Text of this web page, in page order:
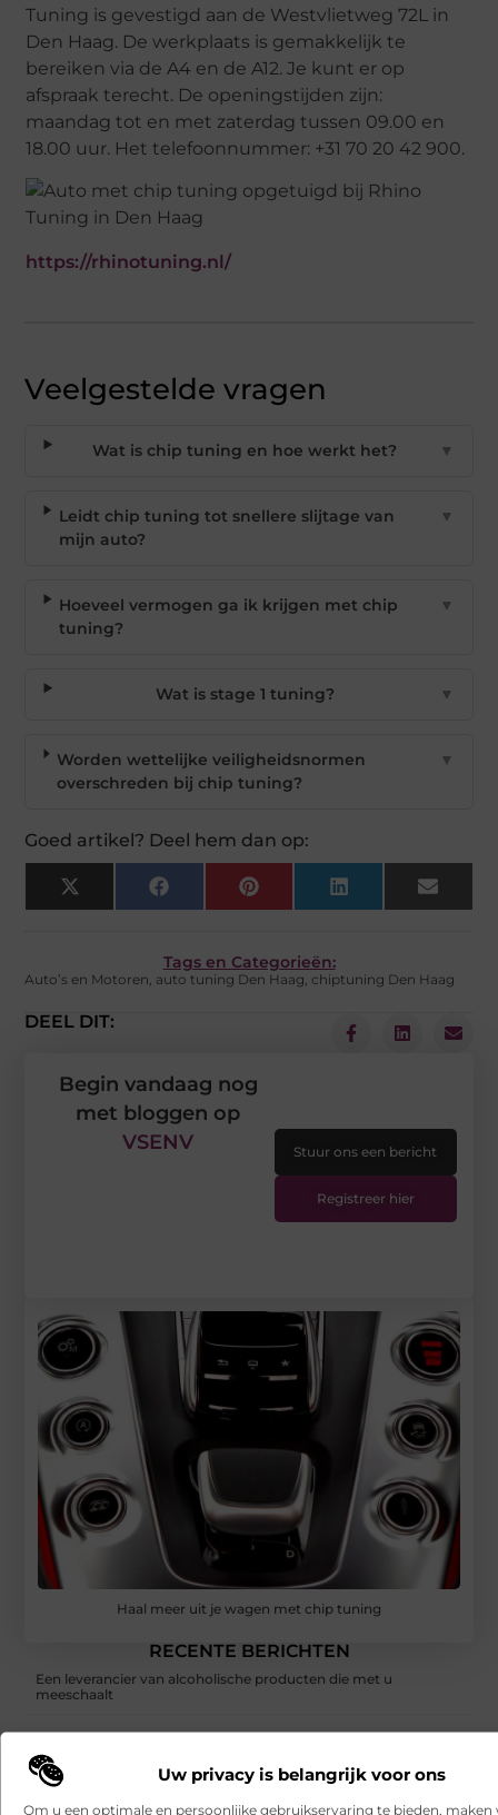
Uw privacy is belangrijk voor ons
Om u een optimale en persoonlijke gebruikservaring te bieden, maken
Tuning is gevestigd aan de Westvlietweg 72L in
Den Haag. De werkplaats is gemakkelijk te
bereiken via de A4 en de A12. Je kunt er op
afspraak terecht. De openingstijden zijn:
maandag tot en met zaterdag tussen 09.00 en
18.00 uur. Het telefoonnummer: +31 70 20 42 900.
https://rhinotuning.nl/
Veelgestelde vragen
Wat is chip tuning en hoe werkt het? ▼
Leidt chip tuning tot snellere slijtage van
mijn auto?
▼
Hoeveel vermogen ga ik krijgen met chip
tuning?
▼
Wat is stage 1 tuning? ▼
Worden wettelijke veiligheidsnormen
overschreden bij chip tuning?
▼
Goed artikel? Deel hem dan op:
X
(Twitter)
Facebook Pinterest LinkedIn Email
Tags en Categorieën:
Auto’s en Motoren, auto tuning Den Haag, chiptuning Den Haag
DEEL DIT:
Haal meer uit je wagen met chip tuning
RECENTE BERICHTEN
Een leverancier van alcoholische producten die met u
meeschaalt
efficiënt beheren
Begin vandaag nog
met bloggen op
VSENV
Stuur ons een bericht
Registreer hier